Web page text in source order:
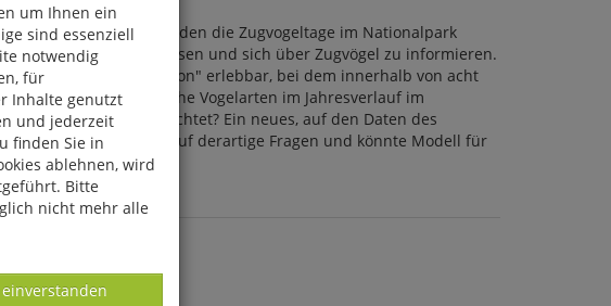
mit dieser Botschaft laden die Zugvogeltage im Nationalpark
faszinieren zu lassen und sich über Zugvögel zu informieren.
"Aviathlon" erlebbar, bei dem innerhalb von acht
Doch wann sind welche Vogelarten im Jahresverlauf im
beobachtet? Ein neues, auf den Daten des
Echtzeit Antworten auf derartige Fragen und könnte Modell für
um Ihnen ein
sind essenziell
notwendig
für
Inhalte genutzt
und jederzeit
finden Sie in
ablehnen, wird
Bitte
nicht mehr alle
-